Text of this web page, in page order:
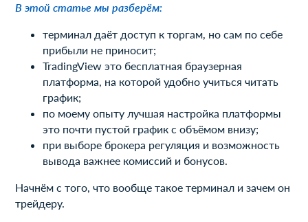
В этой статье мы разберём:
терминал даёт доступ к торгам, но сам по себе
прибыли не приносит;
TradingView это бесплатная браузерная
платформа, на которой удобно учиться читать
график;
по моему опыту лучшая настройка платформы
это почти пустой график с объёмом внизу;
при выборе брокера регуляция и возможность
вывода важнее комиссий и бонусов.
Начнём с того, что вообще такое терминал и зачем он
трейдеру.